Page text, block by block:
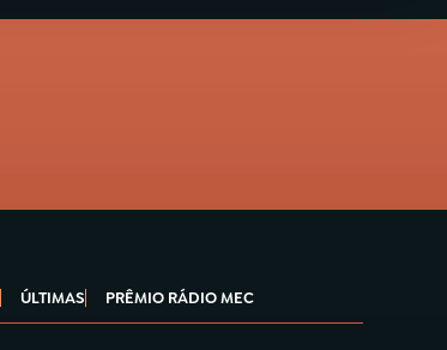
ÚLTIMAS PRÊMIO RÁDIO MEC